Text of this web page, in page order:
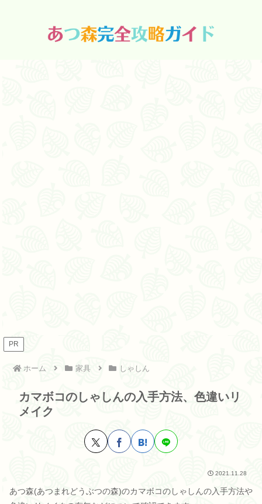
PR
ホーム 家具 しゃしん
カマボコのしゃしんの入手方法、色違いリ
メイク
2021.11.28
あつ森(あつまれどうぶつの森)のカマボコのしゃしんの入手方法や